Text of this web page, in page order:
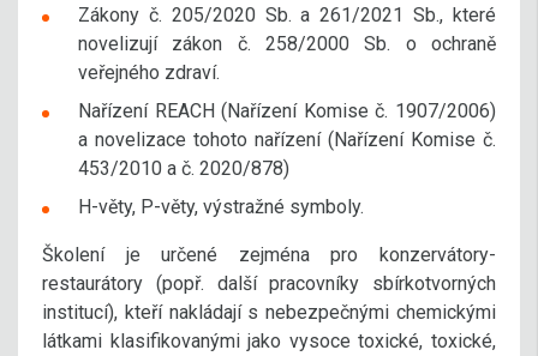
Zákony č. 205/2020 Sb. a 261/2021 Sb., které
novelizují zákon č. 258/2000 Sb. o ochraně
veřejného zdraví.
Nařízení REACH (Nařízení Komise č. 1907/2006)
a novelizace tohoto nařízení (Nařízení Komise č.
453/2010 a č. 2020/878)
H-věty, P-věty, výstražné symboly.
Školení je určené zejména pro konzervátory-
restaurátory (popř. další pracovníky sbírkotvorných
institucí), kteří nakládají s nebezpečnými chemickými
látkami klasifikovanými jako vysoce toxické, toxické,